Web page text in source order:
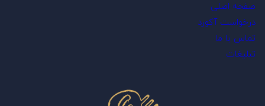
صفحه اصلی
درخواست آکورد
تماس با ما
تبلیغات